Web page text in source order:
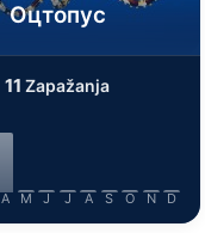
Оцтопус
11 Zapažanja
A M J J A S O N D